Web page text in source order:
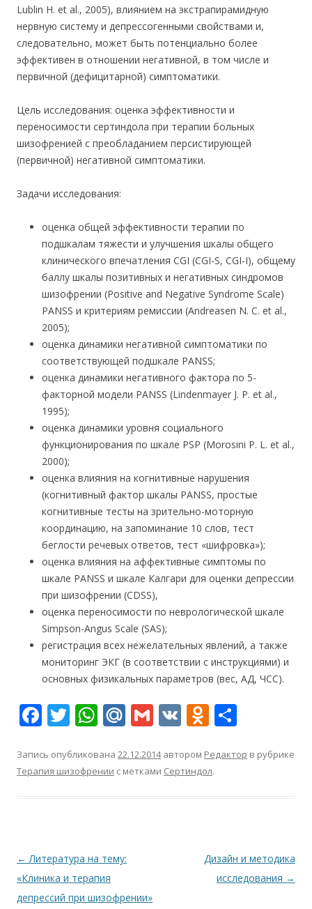
Lublin H. et al., 2005), влиянием на экстрапирамидную
нервную систему и депрессогенными свойствами и,
следовательно, может быть потенциально более
эффективен в отношении негативной, в том числе и
первичной (дефицитарной) симптоматики.
Цель исследования: оценка эффективности и
переносимости сертиндола при терапии больных
шизофренией с преобладанием персистирующей
(первичной) негативной симптоматики.
Задачи исследования:
оценка общей эффективности терапии по
подшкалам тяжести и улучшения шкалы общего
клинического впечатления CGI (CGI-S, CGI-I), общему
баллу шкалы позитивных и негативных синдромов
шизофрении (Positive and Negative Syndrome Scale)
PANSS и критериям ремиссии (Andreasen N. C. et al.,
2005);
оценка динамики негативной симптоматики по
соответствующей подшкале PANSS;
оценка динамики негативного фактора по 5-
факторной модели PANSS (Lindenmayer J. Р. et al.,
1995);
оценка динамики уровня социального
функционирования по шкале PSP (Morosini Р. L. et al.,
2000);
оценка влияния на когнитивные нарушения
(когнитивный фактор шкалы PANSS, простые
когнитивные тесты на зрительно-моторную
координацию, на запоминание 10 слов, тест
беглости речевых ответов, тест «шифровка»);
оценка влияния на аффективные симптомы по
шкале PANSS и шкале Калгари для оценки депрессии
при шизофрении (CDSS),
оценка переносимости по неврологической шкале
Simpson-Angus Scale (SAS);
регистрация всех нежелательных явлений, а также
мониторинг ЭКГ (в соответствии с инструкциями) и
основных физикальных параметров (вес, АД, ЧСС).
F
e
b
k
T
itt
er
W
at
s
p
M
l.
R
G
ai
l
V O
n
o
s
ni
ki
п
и
т
ь
Запись опубликована 22.12.2014автором Редактор в рубрике
Терапия шизофрении с метками Сертиндол.
Навигация
по
записям
← Литература на тему:
«Клиника и терапия
депрессий при шизофрении»
Дизайн и методика
исследования →